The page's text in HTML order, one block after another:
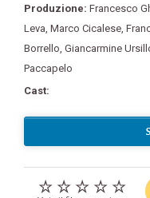
Produzione: Francesco
Leva, Marco Cicalese,
Borrello, Giancarmine
Paccapelo
Cast: